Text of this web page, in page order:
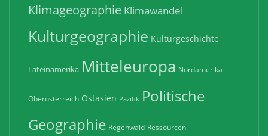
Klimageographie Klimawandel
Kulturgeographie Kulturgeschichte
Lateinamerika Mitteleuropa Nordamerika
Oberösterreich Ostasien Pazifik Politische
Geographie Regenwald Ressourcen